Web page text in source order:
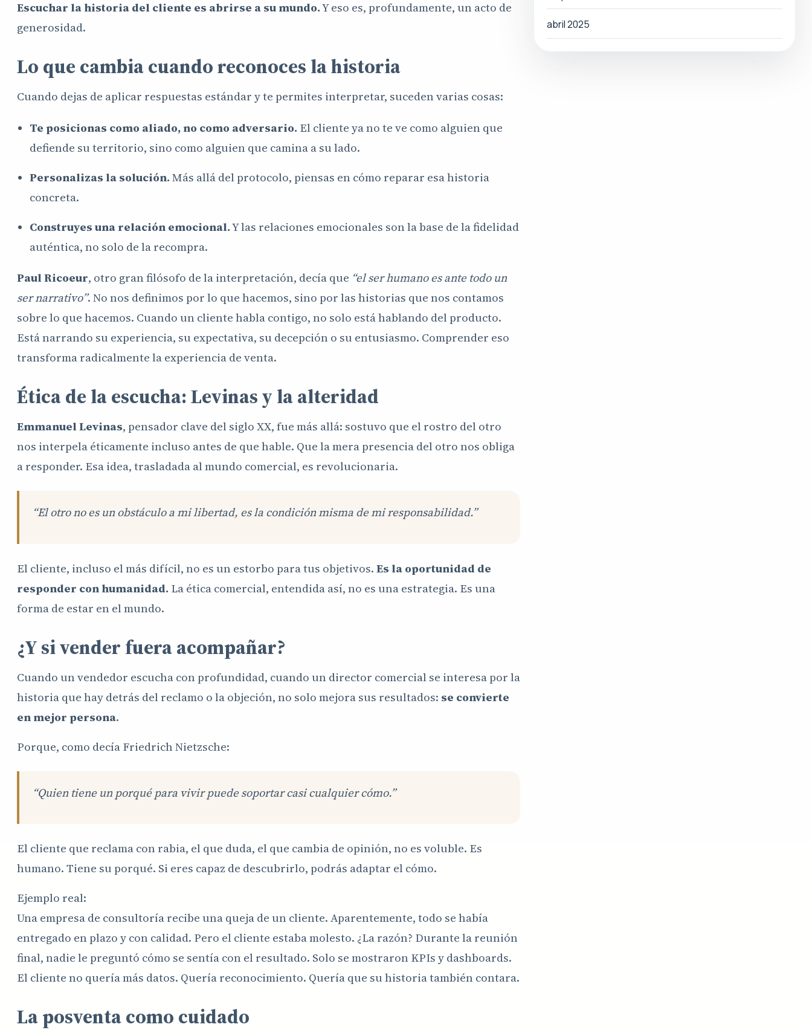
Escuchar la historia del cliente es abrirse a su mundo.Y eso es, profundamente, un acto de
generosidad.
Lo que cambia cuando reconoces la historia
Cuando dejas de aplicar respuestas estándar y te permites interpretar, suceden varias cosas:
Te posicionas como aliado, no como adversario. El cliente ya no te ve como alguien que
defiende su territorio, sino como alguien que camina a su lado.
Personalizas la solución. Más allá del protocolo, piensas en cómo reparar esa historia
concreta.
Construyes una relación emocional.Y las relaciones emocionales son la base de la fidelidad
auténtica, no solo de la recompra.
Paul Ricoeur, otro gran filósofo de la interpretación, decía que “el ser humano es ante todo un
ser narrativo”. No nos definimos por lo que hacemos, sino por las historias que nos contamos
sobre lo que hacemos. Cuando un cliente habla contigo, no solo está hablando del producto.
Está narrando su experiencia, su expectativa, su decepción o su entusiasmo. Comprender eso
transforma radicalmente la experiencia de venta.
Ética de la escucha: Levinas y la alteridad
Emmanuel Levinas, pensador clave del siglo XX, fue más allá: sostuvo que el rostro del otro
nos interpela éticamente incluso antes de que hable. Que la mera presencia del otro nos obliga
a responder. Esa idea, trasladada al mundo comercial, es revolucionaria.
“El otro no es un obstáculo a mi libertad, es la condición misma de mi responsabilidad.”
El cliente, incluso el más difícil, no es un estorbo para tus objetivos. Es la oportunidad de
responder con humanidad. La ética comercial, entendida así, no es una estrategia. Es una
forma de estar en el mundo.
¿Y si vender fuera acompañar?
Cuando un vendedor escucha con profundidad, cuando un director comercial se interesa por la
historia que hay detrás del reclamo o la objeción, no solo mejora sus resultados: se convierte
en mejor persona.
Porque, como decía Friedrich Nietzsche:
“Quien tiene un porqué para vivir puede soportar casi cualquier cómo.”
El cliente que reclama con rabia, el que duda, el que cambia de opinión, no es voluble. Es
humano. Tiene su porqué. Si eres capaz de descubrirlo, podrás adaptar el cómo.
Ejemplo real:
Una empresa de consultoría recibe una queja de un cliente. Aparentemente, todo se había
entregado en plazo y con calidad. Pero el cliente estaba molesto. ¿La razón? Durante la reunión
final, nadie le preguntó cómo se sentía con el resultado. Solo se mostraron KPIs y dashboards.
El cliente no quería más datos. Quería reconocimiento. Quería que su historia también contara.
La posventa como cuidado
abril 2025